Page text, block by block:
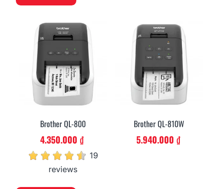
Brother QL-800
4.350.000 ₫
19
reviews
Brother QL-810W
5.940.000 ₫